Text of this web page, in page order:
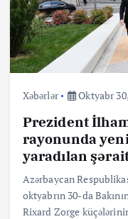
Xəbərlər Oktyabr
Prezident
rayonunda
yaradılan
Azərbaycan
oktyabrın 30-da
Rixard Zorge